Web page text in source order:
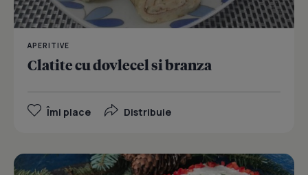
APERITIVE
Clatite cu dovlecel si branza
Îmi place Distribuie